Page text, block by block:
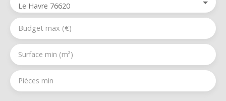
Le Havre 76620
Budget max (€)
Surface min (m²)
Pièces min